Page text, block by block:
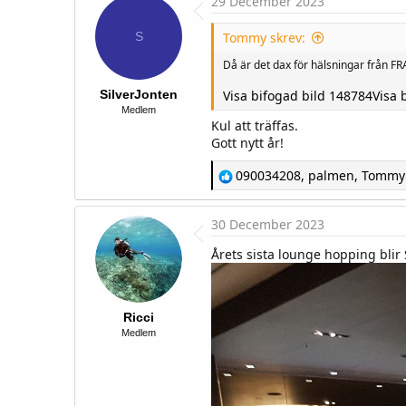
t
n
s
:
S
SilverJonten
Medlem
Tommy skrev:
Då är det dax för hälsningar från
Visa bifogad bild 148784Visa
Kul att träffas.
Gott nytt år!
R
a
t
o
s
:
090034208, palmen, Tommy
Ricci
Medlem
30 December 2023
Årets sista lounge hopping blir